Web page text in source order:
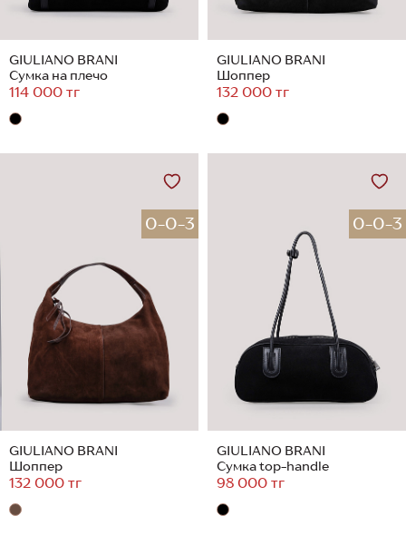
GIULIANO BRANI
Сумка на плечо
114 000 тг
GIULIANO BRANI
Шоппер
132 000 тг
0-0-3
GIULIANO BRANI
Шоппер
132 000 тг
0-0-3
GIULIANO BRANI
Сумка top-handle
98 000 тг